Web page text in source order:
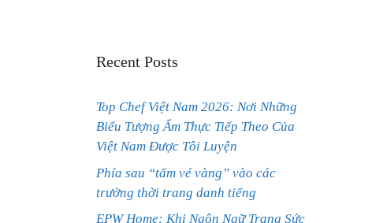
Recent Posts
Top Chef Việt Nam 2026: Nơi Những
Biểu Tượng Ẩm Thực Tiếp Theo Của
Việt Nam Được Tôi Luyện
Phía sau “tấm vé vàng” vào các
trường thời trang danh tiếng
EPW Home: Khi Ngôn Ngữ Trang Sức